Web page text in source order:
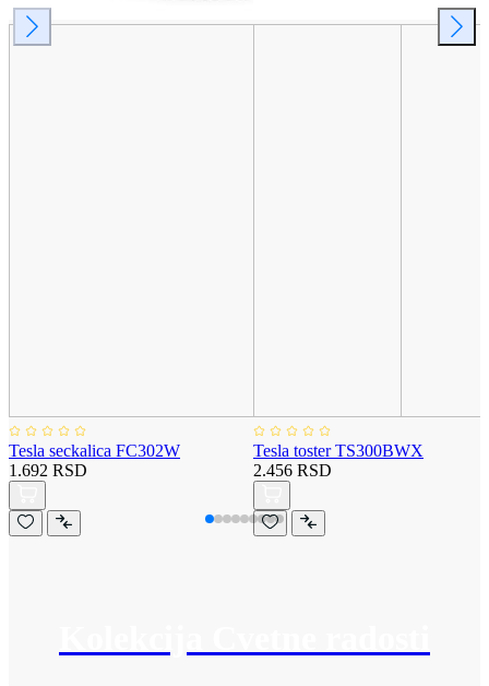
Tesla seckalica FC302W
1.692 RSD
Tesla toster TS300BWX
2.456 RSD